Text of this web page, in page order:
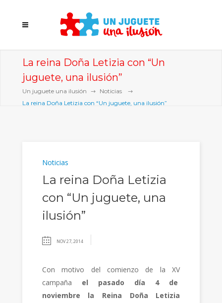
La reina Doña Letizia con “Un
juguete, una ilusión”
Un juguete una ilusión
Noticias
La reina Doña Letizia con “Un juguete, una ilusión”
Noticias
La reina Doña Letizia
con “Un juguete, una
ilusión”
NOV 27, 2014
Con motivo del comienzo de la XV
campaña el pasado día 4 de
noviembre la Reina Doña Letizia